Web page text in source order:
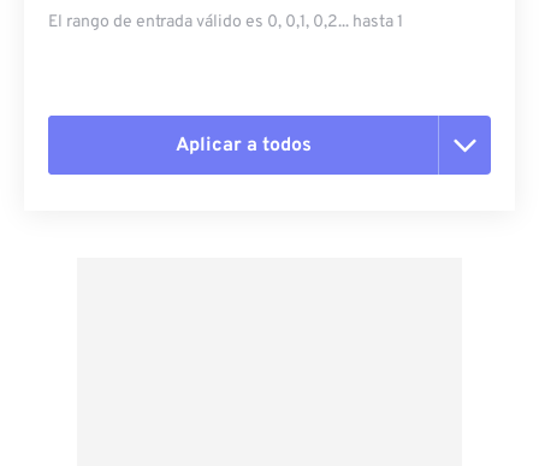
El rango de entrada válido es 0, 0,1, 0,2... hasta 1
Aplicar a todos